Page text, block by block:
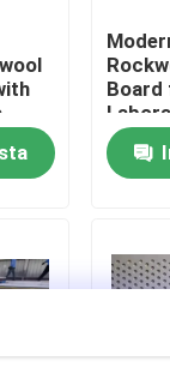
in acciaio
Board
Room